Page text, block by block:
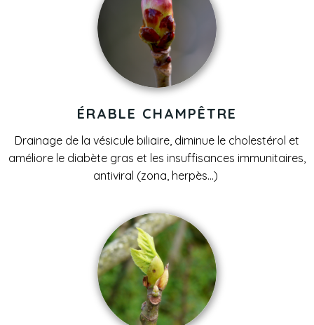
ÉRABLE CHAMPÊTRE
Drainage de la vésicule biliaire, diminue le cholestérol et
améliore le diabète gras et les insuffisances immunitaires,
antiviral (zona, herpès…)